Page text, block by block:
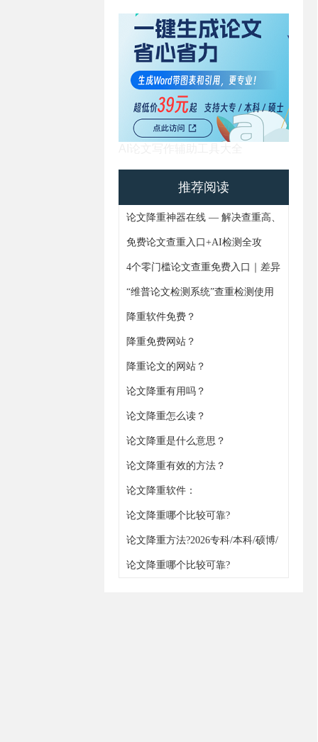
推荐阅读
论文降重神器在线 — 解决查重高、
AIGC痕迹难题，4步搞定论文重复
率
免费论文查重入口+AI检测全攻
略！避坑指南+实操技巧一次更齐
4个零门槛论文查重免费入口｜差异
化功能+论文AIGC免费检测全解析
“维普论文检测系统”查重检测使用
通知
降重软件免费？
降重免费网站？
https://www.gxjiangchong.com/lwgaixie/
降重论文的网站？
论文降重有用吗？
论文降重怎么读？
论文降重是什么意思？
论文降重有效的方法？
论文降重软件：
https://www.gxjiangchong.com/jiangchong/
论文降重哪个比较可靠?
论文降重方法?2026专科/本科/硕博/
职称通用
论文降重哪个比较可靠?